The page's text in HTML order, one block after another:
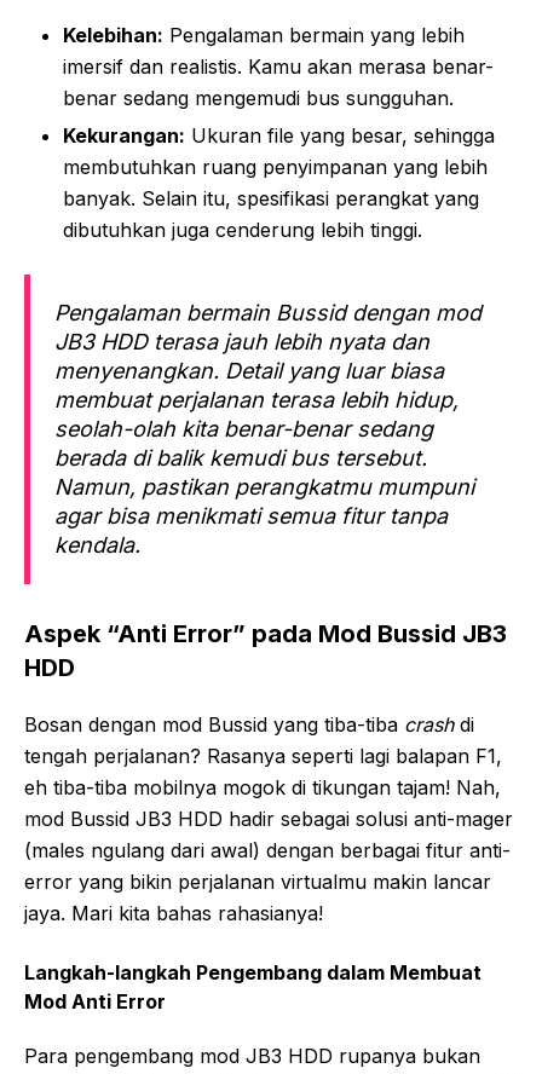
Kelebihan: Pengalaman bermain yang lebih
imersif dan realistis. Kamu akan merasa benar-
benar sedang mengemudi bus sungguhan.
Kekurangan: Ukuran file yang besar, sehingga
membutuhkan ruang penyimpanan yang lebih
banyak. Selain itu, spesifikasi perangkat yang
dibutuhkan juga cenderung lebih tinggi.
Pengalaman bermain Bussid dengan mod
JB3 HDD terasa jauh lebih nyata dan
menyenangkan. Detail yang luar biasa
membuat perjalanan terasa lebih hidup,
seolah-olah kita benar-benar sedang
berada di balik kemudi bus tersebut.
Namun, pastikan perangkatmu mumpuni
agar bisa menikmati semua fitur tanpa
kendala.
Aspek “Anti Error” pada Mod Bussid JB3
HDD
Bosan dengan mod Bussid yang tiba-tiba crashdi
tengah perjalanan? Rasanya seperti lagi balapan F1,
eh tiba-tiba mobilnya mogok di tikungan tajam! Nah,
mod Bussid JB3 HDD hadir sebagai solusi anti-mager
(males ngulang dari awal) dengan berbagai fitur anti-
error yang bikin perjalanan virtualmu makin lancar
jaya. Mari kita bahas rahasianya!
Langkah-langkah Pengembang dalam Membuat
Mod Anti Error
Para pengembang mod JB3 HDD rupanya bukan